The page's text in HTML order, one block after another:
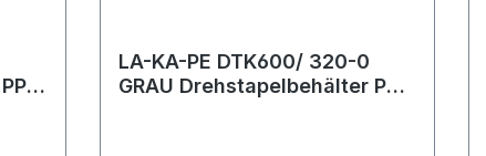
LA-KA-PE DTK600/ 320-0
GRAU Drehstapelbehälter PP